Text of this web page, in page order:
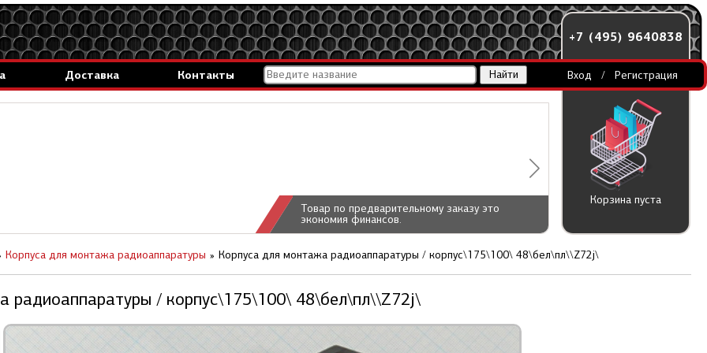
Доставка Контакты
Товар по предварительному заказу это
экономия финансов.
+7 (495) 9640838
Вход / Регистрация
Корзина пуста
радиоаппаратуры / корпус\175\100\ 48\бел\пл\\Z72j\
Корпуса для монтажа радиоаппаратуры Корпуса для монтажа радиоаппаратуры / корпус\175\100\ 48\бел\пл\\Z72j\